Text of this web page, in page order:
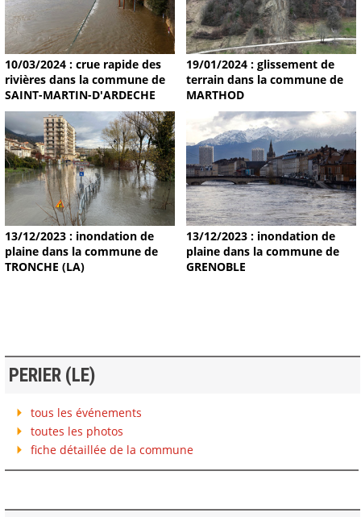
10/03/2024 : crue rapide des
rivières dans la commune de
SAINT-MARTIN-D'ARDECHE
19/01/2024 : glissement de
terrain dans la commune de
MARTHOD
13/12/2023 : inondation de
plaine dans la commune de
TRONCHE (LA)
13/12/2023 : inondation de
plaine dans la commune de
GRENOBLE
PERIER (LE)
tous les événements
toutes les photos
fiche détaillée de la commune